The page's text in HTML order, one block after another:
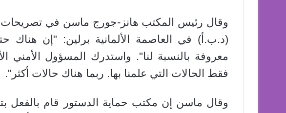
وقال رئيس المكتب هانز-جورج ماسن في تصريحات
معروفة بالنسبة لنا". واستدرك المسؤول الأمني
فقط الحالات التي علمنا بها. ربما هناك حالات أكثر".
وقال ماسن إن مكتب حماية الدستور قام بالفعل